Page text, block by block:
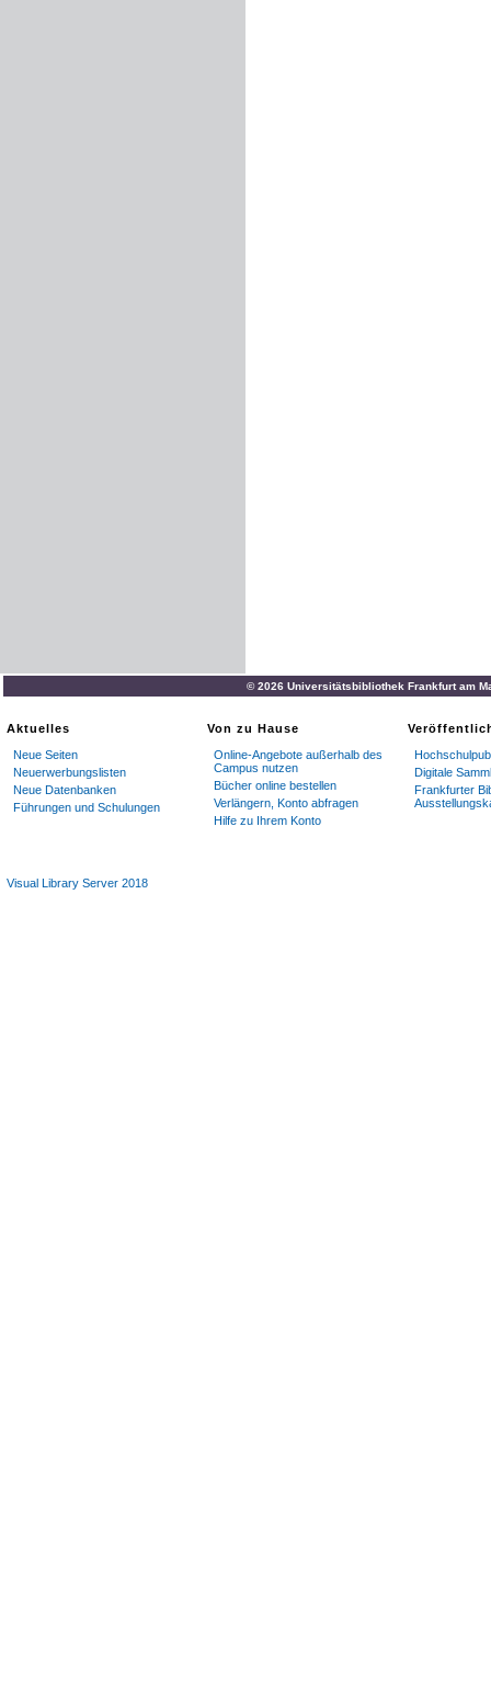
© 2026 Universitätsbibliothek Frankfurt am
Aktuelles
Neue Seiten
Neuerwerbungslisten
Neue Datenbanken
Führungen und Schulungen
Von zu Hause
Online-Angebote außerhalb des
Campus nutzen
Bücher online bestellen
Verlängern, Konto abfragen
Hilfe zu Ihrem Konto
Digitale
Frankfurter
Visual Library Server 2018